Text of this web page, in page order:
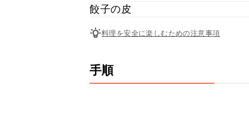
餃子の皮
料理を安全に楽しむための注意事項
手順